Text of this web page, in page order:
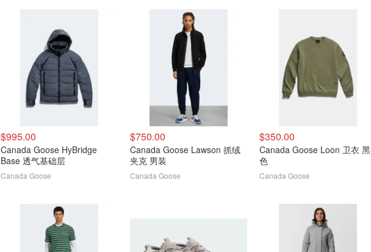
$995.00
Canada Goose HyBridge
Base 透气基础层
Canada Goose
$750.00
Canada Goose Lawson 抓绒
夹克 男装
Canada Goose
$350.00
Canada Goose Loon 卫衣 黑
色
Canada Goose